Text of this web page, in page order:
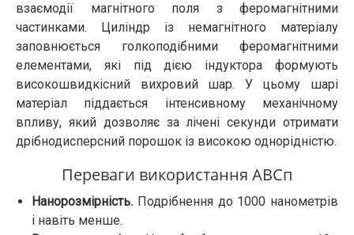
взаємодії магнітного поля з феромагнітними
частинками. Циліндр із немагнітного матеріалу
заповнюється голкоподібними феромагнітними
елементами, які під дією індуктора формують
високошвидкісний вихровий шар. У цьому шарі
матеріал піддається інтенсивному механічному
впливу, який дозволяє за лічені секунди отримати
дрібнодисперсний порошок із високою однорідністю.
Переваги використання АВСп
Нанорозмірність. Подрібнення до 1000 нанометрів
і навіть менше.